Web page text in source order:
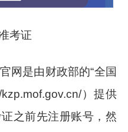
考证
网是由财政部的“全国
）提供
之前先注册账号，然